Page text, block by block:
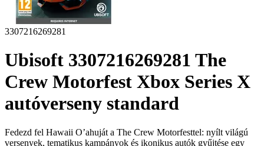
3307216269281
Ubisoft 3307216269281 The
Crew Motorfest Xbox Series X
autóverseny standard
Fedezd fel Hawaii O’ahuját a The Crew Motorfesttel: nyílt világú
versenyek, tematikus kampányok és ikonikus autók gyűjtése egy